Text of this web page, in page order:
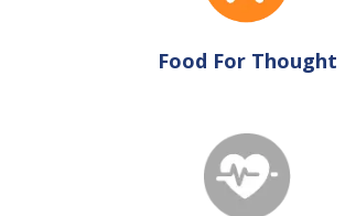
Food For Thought